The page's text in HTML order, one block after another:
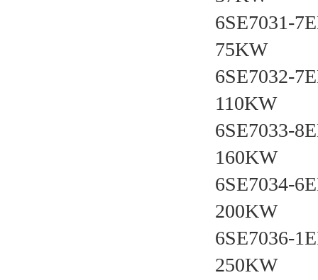
6SE7031-
75KW
6SE7032-
110KW
6SE7033-
160KW
6SE7034-
200KW
6SE7036-
250KW